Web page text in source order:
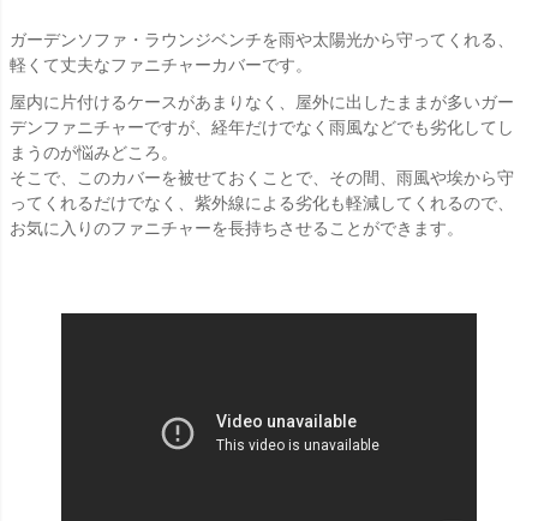
ガーデンソファ・ラウンジベンチを雨や太陽光から守ってくれる、
軽くて丈夫なファニチャーカバーです。
屋内に片付けるケースがあまりなく、屋外に出したままが多いガー
デンファニチャーですが、経年だけでなく雨風などでも劣化してし
まうのが悩みどころ。
そこで、このカバーを被せておくことで、その間、雨風や埃から守
ってくれるだけでなく、紫外線による劣化も軽減してくれるので、
お気に入りのファニチャーを長持ちさせることができます。